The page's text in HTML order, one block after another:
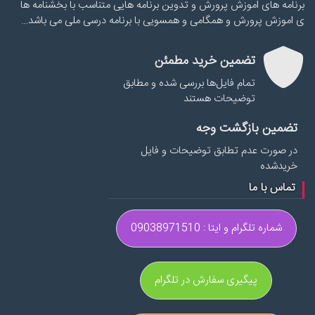
برنامه های اموزش پرورش و تدوین برنامه هایی متناسب با بخشنامه ها
ی اموزش پرورش و همگامی و همسویی با برنامه درسی ملی می باشد…
تضمین خرید مطمئن
تمام فایل‌ها بررسی شده و مطابق
توضیحات هستند
تضمین بازگشت وجه
در صورت عدم تطابق توضیحات و فایل
خریدشده
تماس با ما
شماره تلگرام و ایتا : 09038971510
پیگیری سفارش در تلگرام